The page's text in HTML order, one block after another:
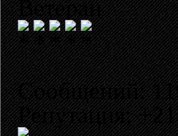
Ветеран
Сообщений:
Репутация: